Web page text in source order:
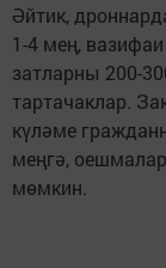
Әйтик,
1-4 мең,
затларны 200-
тартачаклар.
күләме
меңгә,
мөмкин.